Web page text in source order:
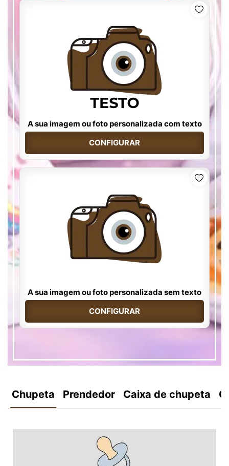
A sua imagem ou foto personalizada com texto
CONFIGURAR
A sua imagem ou foto personalizada sem texto
CONFIGURAR
Chupeta Prendedor Caixa de chupeta